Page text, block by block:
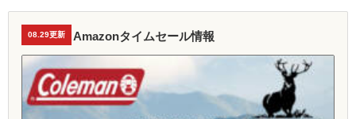
08.29更新 Amazonタイムセール情報